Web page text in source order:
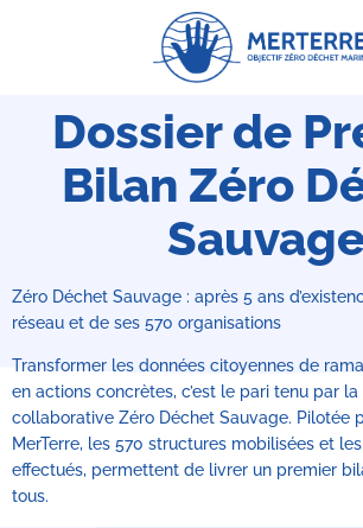
Dossier de
Bilan Zéro
Zéro Déchet Sauvage : après 5 ans
réseau et de ses 570 organisations
Transformer les données citoyennes de
en actions concrètes, c’est le pari tenu par
collaborative Zéro Déchet Sauvage. Pilotée
MerTerre, les 570 structures mobilisées et
effectués, permettent de livrer un premier
tous.